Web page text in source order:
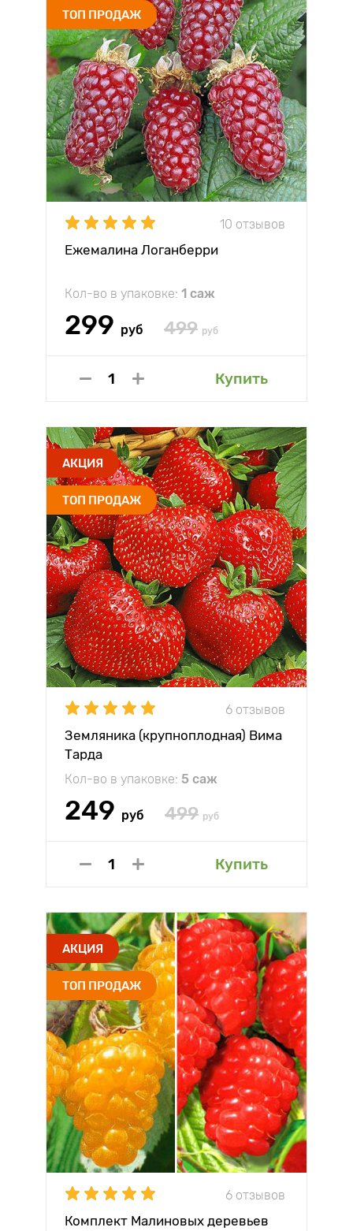
ТОП ПРОДАЖ
10 отзывов
Ежемалина Логанберри
Кол-во в упаковке: 1 саж
299 руб 499 руб
Купить
АКЦИЯ
ТОП ПРОДАЖ
6 отзывов
Земляника (крупноплодная) Вима
Тарда
Кол-во в упаковке: 5 саж
249 руб 499 руб
Купить
АКЦИЯ
ТОП ПРОДАЖ
6 отзывов
Комплект Малиновых деревьев